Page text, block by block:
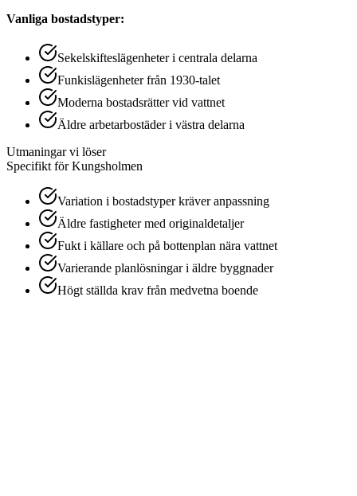
Vanliga bostadstyper:
Sekelskifteslägenheter i centrala delarna
Funkislägenheter från 1930-talet
Moderna bostadsrätter vid vattnet
Äldre arbetarbostäder i västra delarna
Utmaningar vi löser
Specifikt förKungsholmen
Variation i bostadstyper kräver anpassning
Äldre fastigheter med originaldetaljer
Fukt i källare och på bottenplan nära vattnet
Varierande planlösningar i äldre byggnader
Högt ställda krav från medvetna boende